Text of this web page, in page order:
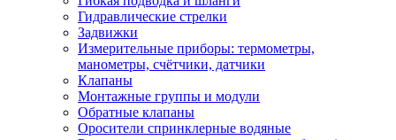
Гидравлические стрелки
Задвижки
Измерительные приборы: термометры,
манометры, счётчики, датчики
Клапаны
Монтажные группы и модули
Обратные клапаны
Оросители спринклерные водяные